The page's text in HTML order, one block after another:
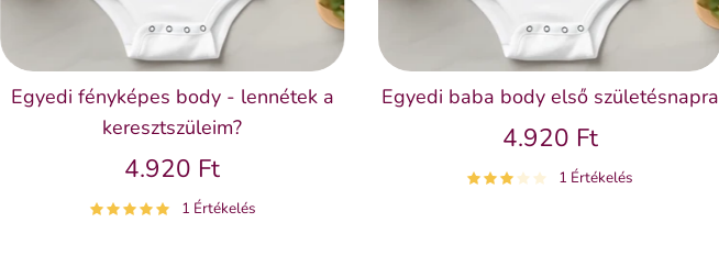
Egyedi fényképes body - lennétek a
keresztszüleim?
4.920 Ft
1 Értékelés
Egyedi baba body első születésnapra
4.920 Ft
1 Értékelés